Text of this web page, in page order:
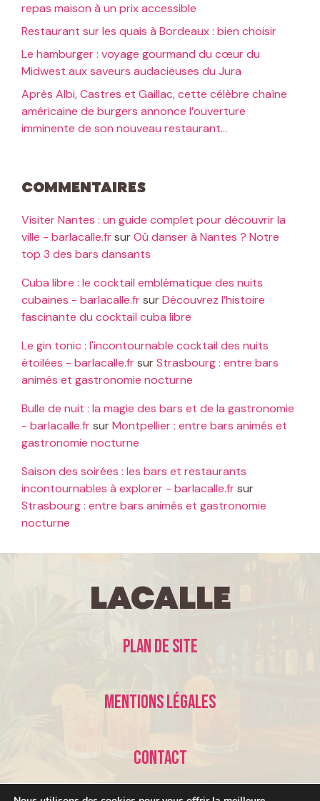
repas maison à un prix accessible
Restaurant sur les quais à Bordeaux : bien choisir
Le hamburger : voyage gourmand du cœur du
Midwest aux saveurs audacieuses du Jura
Après Albi, Castres et Gaillac, cette célèbre chaîne
américaine de burgers annonce l’ouverture
imminente de son nouveau restaurant…
Commentaires
Visiter Nantes : un guide complet pour découvrir la
ville - barlacalle.frsurOù danser à Nantes ? Notre
top 3 des bars dansants
Cuba libre : le cocktail emblématique des nuits
cubaines - barlacalle.frsurDécouvrez l’histoire
fascinante du cocktail cuba libre
Le gin tonic : l'incontournable cocktail des nuits
étoilées - barlacalle.frsurStrasbourg : entre bars
animés et gastronomie nocturne
Bulle de nuit : la magie des bars et de la gastronomie
- barlacalle.frsurMontpellier : entre bars animés et
gastronomie nocturne
Saison des soirées : les bars et restaurants
incontournables à explorer - barlacalle.frsur
Strasbourg : entre bars animés et gastronomie
nocturne
LaCalle
Plan de site
Mentions légales
Contact